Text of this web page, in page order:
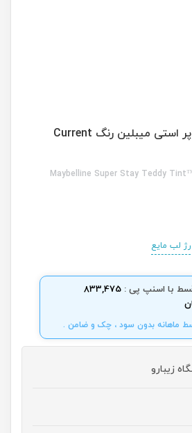
تینت لب مخملی سوپر استی میبلین رنگ Current
Maybelline Super Stay Teddy
رژ لب مایع
با اسنپ پی : 833,475
زیبارو